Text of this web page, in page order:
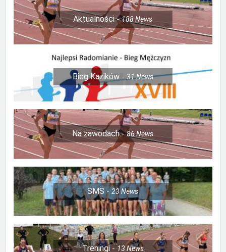
Aktualności 188News
Bieg Kazików 31News
Na zawodach 86News
SMS 23News
Treningi 13News